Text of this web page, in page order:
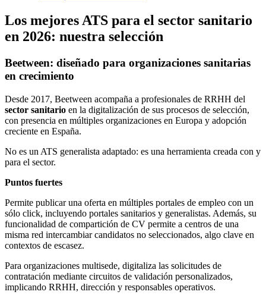
Los mejores ATS para el sector sanitario
en 2026: nuestra selección
Beetween: diseñado para organizaciones sanitarias
en crecimiento
Desde 2017, Beetween acompaña a profesionales de RRHH del
sector sanitario en la digitalización de sus procesos de selección,
con presencia en múltiples organizaciones en Europa y adopción
creciente en España.
No es un ATS generalista adaptado: es una herramienta creada con y
para el sector.
Puntos fuertes
Permite publicar una oferta en múltiples portales de empleo con un
sólo click, incluyendo portales sanitarios y generalistas. Además, su
funcionalidad de compartición de CV permite a centros de una
misma red intercambiar candidatos no seleccionados, algo clave en
contextos de escasez.
Para organizaciones multisede, digitaliza las solicitudes de
contratación mediante circuitos de validación personalizados,
implicando RRHH, dirección y responsables operativos.